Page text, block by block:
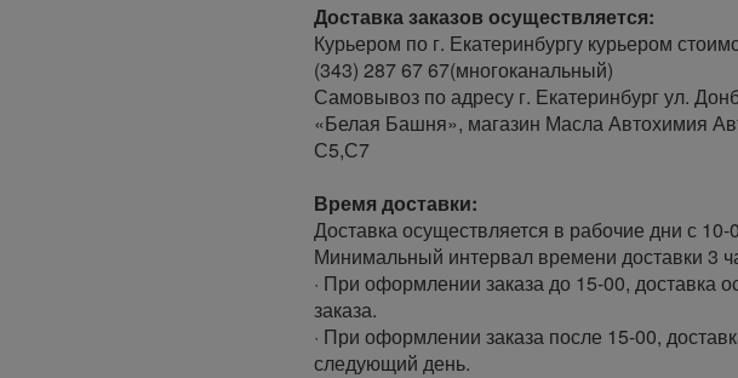
Доставка заказов осуществляется:
Курьером по г. Екатеринбургу курьером
(343) 287 67 67(многоканальный)
Самовывоз по адресу г. Екатеринбург ул.
«Белая Башня», магазин Масла Автохимия
С5,С7
Время доставки:
Доставка осуществляется в рабочие дни с 10-
Минимальный интервал времени доставки 3
· При оформлении заказа до 15-00, доставка
заказа.
· При оформлении заказа после 15-00,
следующий день.